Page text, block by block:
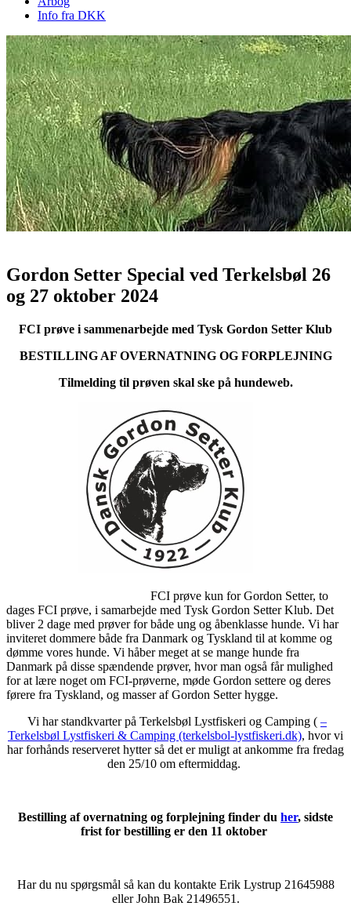
Info fra DKK
Gordon Setter Special ved Terkelsbøl 26
og 27 oktober 2024
FCI prøve i sammenarbejde med Tysk Gordon Setter Klub
BESTILLING AF OVERNATNING OG FORPLEJNING
Tilmelding til prøven skal ske på hundeweb.
FCI prøve kun for Gordon Setter, to
dages FCI prøve, i samarbejde med Tysk Gordon Setter Klub. Det
bliver 2 dage med prøver for både ung og åbenklasse hunde. Vi har
inviteret dommere både fra Danmark og Tyskland til at komme og
dømme vores hunde. Vi håber meget at se mange hunde fra
Danmark på disse spændende prøver, hvor man også får mulighed
for at lære noget om FCI-prøverne, møde Gordon settere og deres
førere fra Tyskland, og masser af Gordon Setter hygge.
Vi har standkvarter på Terkelsbøl Lystfiskeri og Camping ( –
Terkelsbøl Lystfiskeri & Camping (terkelsbol-lystfiskeri.dk), hvor vi
har forhånds reserveret hytter så det er muligt at ankomme fra fredag
den 25/10 om eftermiddag.
Bestilling af overnatning og forplejning finder du her, sidste
frist for bestilling er den 11 oktober
Har du nu spørgsmål så kan du kontakte Erik Lystrup 21645988
eller John Bak 21496551.